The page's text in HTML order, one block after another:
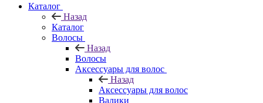
Каталог
Назад
Каталог
Волосы
Назад
Волосы
Аксессуары для волос
Назад
Аксессуары для волос
Валики